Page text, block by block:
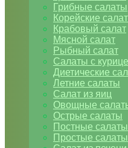
Грибные салаты
Корейские
Крабовый салат
Мясной салат
Рыбный салат
Салаты с
Диетические
Летние салаты
Салат из яиц
Овощные
Острые салаты
Постные салаты
Простые салаты